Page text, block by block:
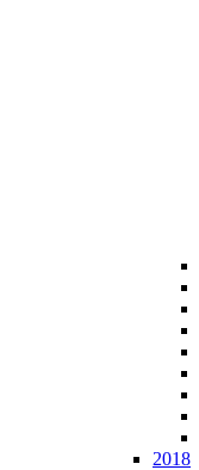
2018